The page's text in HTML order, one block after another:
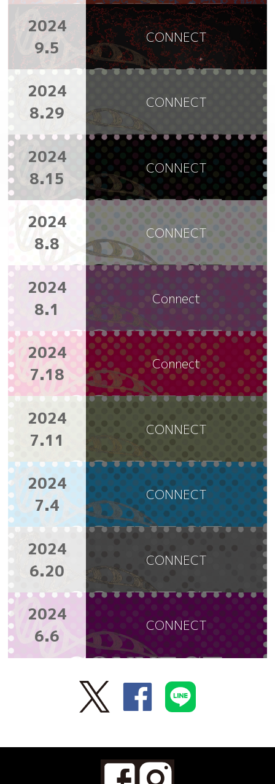
2024
9.5
CONNECT
2024
8.29
CONNECT
2024
8.15
CONNECT
2024
8.8
CONNECT
2024
8.1
Connect
2024
7.18
Connect
2024
7.11
CONNECT
2024
7.4
CONNECT
2024
6.20
CONNECT
2024
6.6
CONNECT